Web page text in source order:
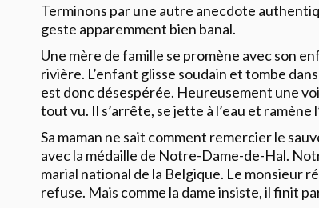
Terminons par une autre anecdote
geste apparemment bien banal.
Une mère de famille se promène avec son
rivière. L’enfant glisse soudain et tombe
est donc désespérée. Heureusement une
tout vu. Il s’arrête, se jette à l’eau et ramène
Sa maman ne sait comment remercier le
avec la médaille de Notre-Dame-de-Hal.
marial national de la Belgique. Le monsieur
refuse. Mais comme la dame insiste, il finit